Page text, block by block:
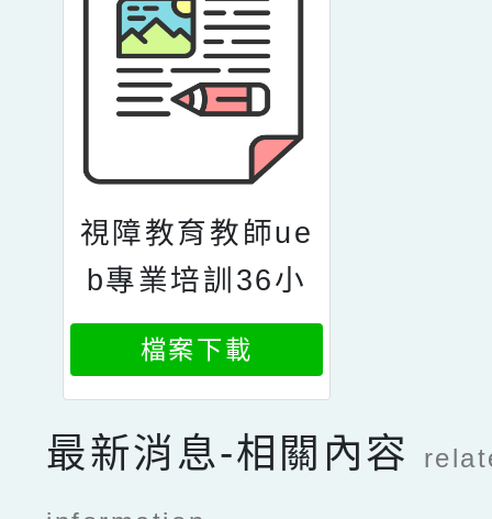
視障教育教師ue
b專業培訓36小
時班第一梯次簡
章
檔案下載
最新消息-相關內容